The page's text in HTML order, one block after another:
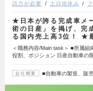
語力が必要
土日祝休み
★日本が誇る完成車メ
術の日産」を掲げ、完
る国内売上高3位！ ★
＜職務内容/Main task＞ ■所属
役割、ポジション 日産自動車の
会社概要 ■自動車の製造、販